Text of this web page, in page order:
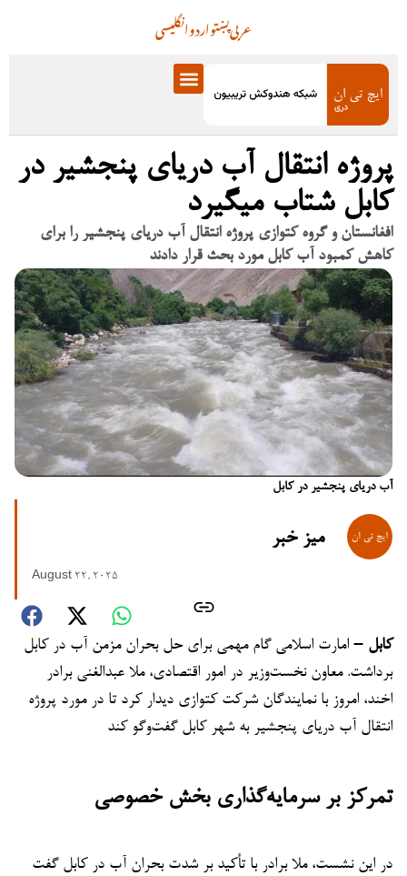
انگلیسیاردوپښتوعربی
پروژه انتقال آب دریای پنجشیر در
کابل شتاب میگیرد
افغانستان و گروه کتوازی پروژه انتقال آب دریای پنجشیر را برای
کاهش کمبود آب کابل مورد بحث قرار دادند
آب دریای پنجشیر در کابل
میز خبر
August 22, 2025
کابل – امارت اسلامی گام مهمی برای حل بحران مزمن آب در کابل
برداشت. معاون نخست‌وزیر در امور اقتصادی، ملا عبدالغنی برادر
اخند، امروز با نمایندگان شرکت کتوازی دیدار کرد تا در مورد پروژه
انتقال آب دریای پنجشیر به شهر کابل گفت‌وگو کند
تمرکز بر سرمایه‌گذاری بخش خصوصی
در این نشست، ملا برادر با تأکید بر شدت بحران آب در کابل گفت